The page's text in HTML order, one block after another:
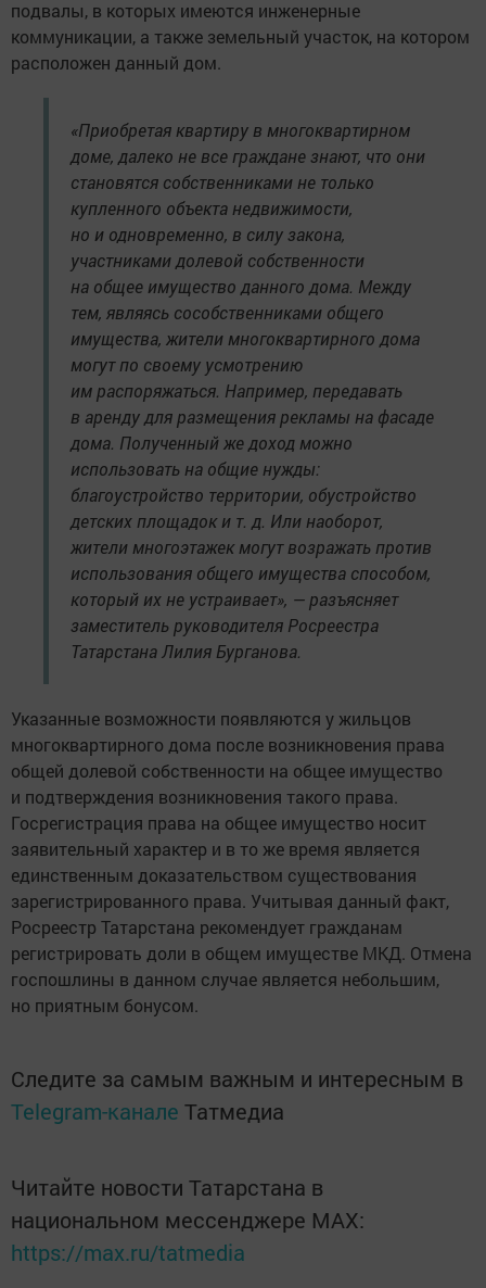
подвалы, в которых имеются инженерные
коммуникации, а также земельный участок, на котором
расположен данный дом.
«Приобретая квартиру в многоквартирном
доме, далеко не все граждане знают, что они
становятся собственниками не только
купленного объекта недвижимости,
но и одновременно, в силу закона,
участниками долевой собственности
на общее имущество данного дома. Между
тем, являясь сособственниками общего
имущества, жители многоквартирного дома
могут по своему усмотрению
им распоряжаться. Например, передавать
в аренду для размещения рекламы на фасаде
дома. Полученный же доход можно
использовать на общие нужды:
благоустройство территории, обустройство
детских площадок и т. д. Или наоборот,
жители многоэтажек могут возражать против
использования общего имущества способом,
который их не устраивает», — разъясняет
заместитель руководителя Росреестра
Татарстана Лилия Бурганова.
Указанные возможности появляются у жильцов
многоквартирного дома после возникновения права
общей долевой собственности на общее имущество
и подтверждения возникновения такого права.
Госрегистрация права на общее имущество носит
заявительный характер и в то же время является
единственным доказательством существования
зарегистрированного права. Учитывая данный факт,
Росреестр Татарстана рекомендует гражданам
регистрировать доли в общем имуществе МКД. Отмена
госпошлины в данном случае является небольшим,
но приятным бонусом.
Следите за самым важным и интересным в
Telegram-канале Татмедиа
Читайте новости Татарстана в
национальном мессенджере MАХ:
https://max.ru/tatmedia